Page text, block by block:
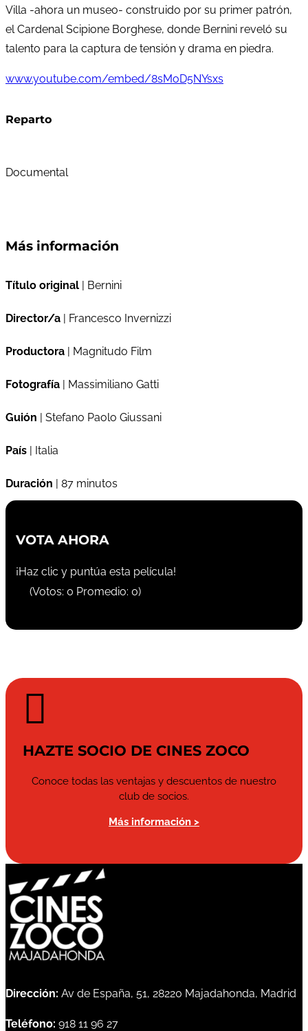
Villa -ahora un museo- construido por su primer patrón,
el Cardenal Scipione Borghese, donde Bernini reveló su
talento para la captura de tensión y drama en piedra.
www.youtube.com/embed/8sMoD5NYsxs
Reparto
Documental
Más información
Título original | Bernini
Director/a | Francesco Invernizzi
Productora | Magnitudo Film
Fotografía | Massimiliano Gatti
Guión | Stefano Paolo Giussani
País | Italia
Duración | 87 minutos
VOTA AHORA
¡Haz clic y puntúa esta película!
(Votos: 0 Promedio: 0)

HAZTE SOCIO DE CINES ZOCO
Conoce todas las ventajas y descuentos de nuestro
club de socios.
Más información >
Dirección: Av de España, 51, 28220 Majadahonda, Madrid
Teléfono: 918 11 96 27